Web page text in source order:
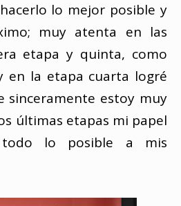
lo mejor posible y
muy atenta en las
etapa y quinta, como
en la etapa cuarta logré
sinceramente estoy muy
últimas etapas mi papel
lo posible a mis